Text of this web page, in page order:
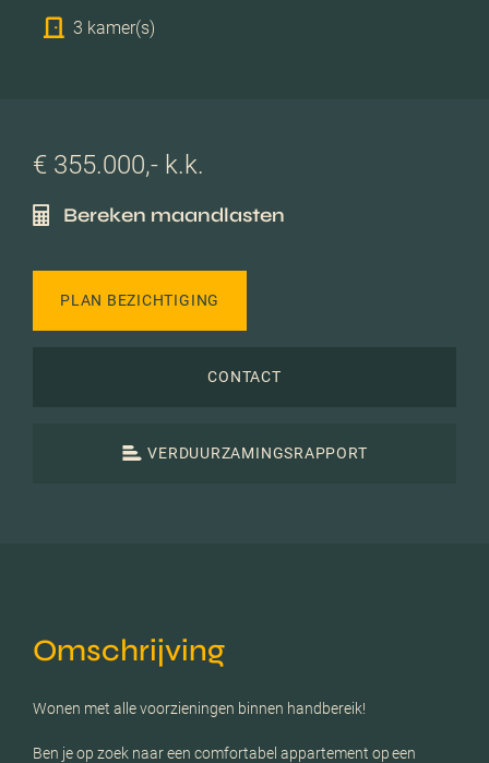
3 kamer(s)
€ 355.000,- k.k.
Bereken maandlasten
PLAN BEZICHTIGING
CONTACT
VERDUURZAMINGSRAPPORT
Omschrijving
Wonen met alle voorzieningen binnen handbereik!
Ben je op zoek naar een comfortabel appartement op een